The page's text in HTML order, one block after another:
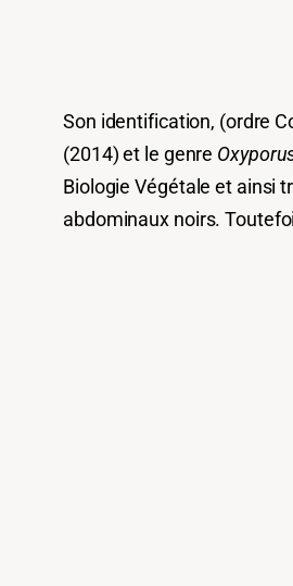
Son identification, (ordre
(2014) et le genre
Biologie Végétale et ainsi
abdominaux noirs.